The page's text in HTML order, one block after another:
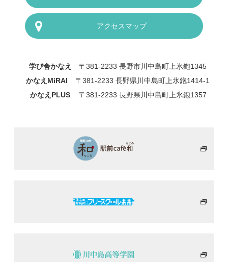
アクセスマップ
学び舎かなえ
〒381-2233 長野市川中島町上氷鉋1345
かなえMiRAI
〒381-2233 長野県川中島町上氷鉋1414-1
かなえPLUS
〒381-2233 長野県川中島町上氷鉋1357